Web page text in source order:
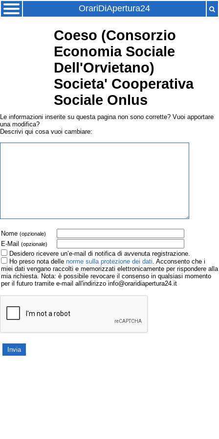
OrariDiApertura24
Coeso (Consorzio
Economia Sociale
Dell'Orvietano)
Societa' Cooperativa
Sociale Onlus
Le informazioni inserite su questa pagina non sono corrette? Vuoi apportare
una modifica?
Descrivi qui cosa vuoi cambiare:
Nome (opzionale)
E-Mail (opzionale)
Desidero ricevere un’e-mail di notifica di avvenuta registrazione.
Ho preso nota delle norme sulla protezione dei dati. Acconsento che i
miei dati vengano raccolti e memorizzati elettronicamente per rispondere alla
mia richiesta. Nota: è possibile revocare il consenso in qualsiasi momento
per il futuro tramite e-mail all'indirizzo info@oraridiapertura24.it